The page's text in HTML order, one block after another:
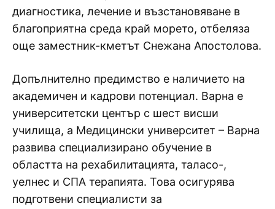
диагностика, лечение и възстановяване в
благоприятна среда край морето, отбеляза
още заместник-кметът Снежана Апостолова.
Допълнително предимство е наличието на
академичен и кадрови потенциал. Варна е
университетски център с шест висши
училища, а Медицински университет – Варна
развива специализирано обучение в
областта на рехабилитацията, таласо-,
уелнес и СПА терапията. Това осигурява
подготвени специалисти за